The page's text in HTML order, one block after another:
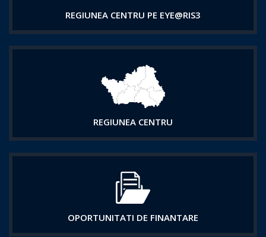
REGIUNEA CENTRU PE EYE@RIS3
REGIUNEA CENTRU
OPORTUNITATI DE FINANTARE